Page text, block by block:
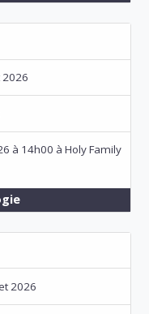
2026
à 14h00 à Holy Family
2026